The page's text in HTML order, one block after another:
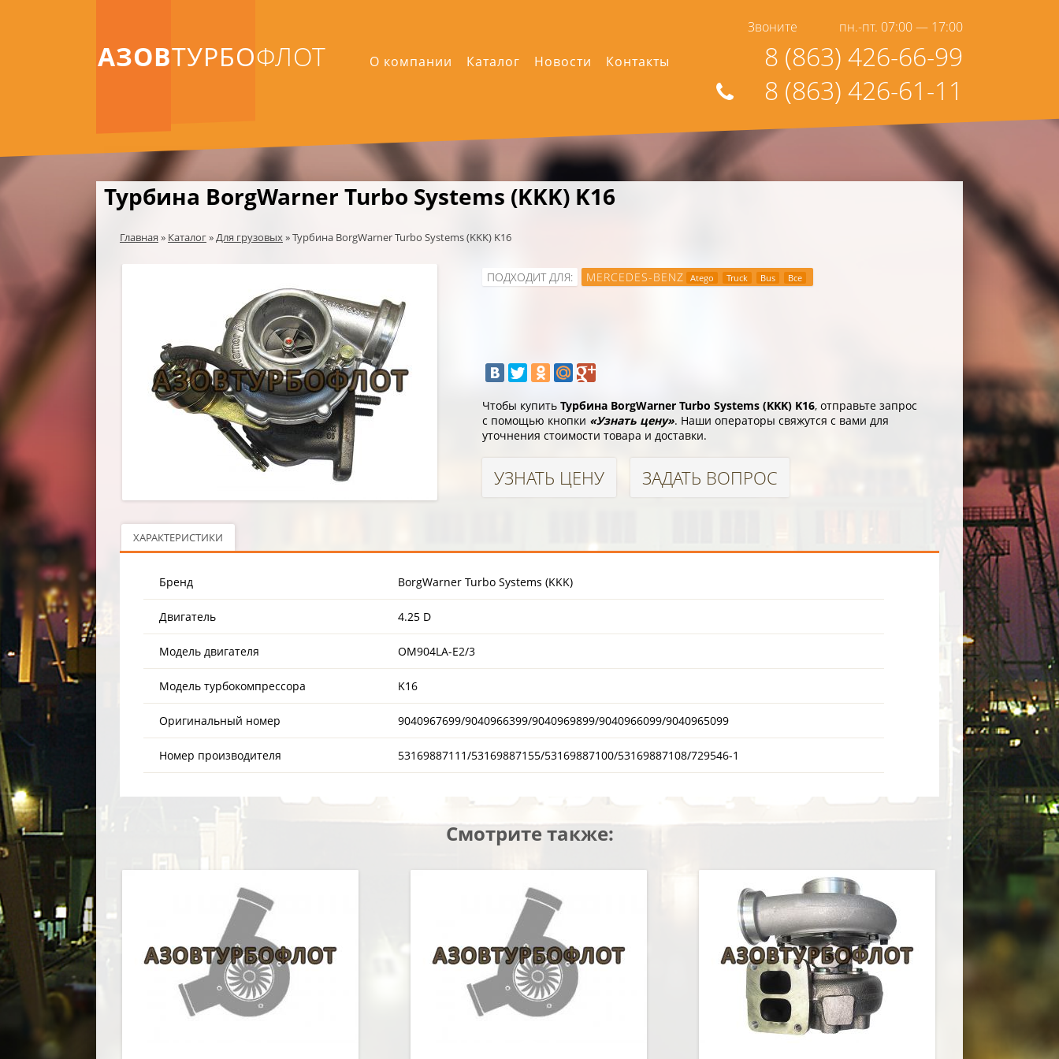
АЗОВТУРБОФЛОТ
Звоните пн.-пт. 07:00 — 17:00
8 (863) 426-66-99
8 (863) 426-61-11
Контакты
Новости
Каталог
О компании
Турбина BorgWarner Turbo Systems (KKK) K16
Главная » Каталог»Для грузовых»Турбина BorgWarner Turbo Systems (KKK) K16
ПОДХОДИТ ДЛЯ: MERCEDES-BENZ Atego Truck Bus Все
Чтобы купить Турбина BorgWarner Turbo Systems (KKK) K16, отправьте запрос
с помощью кнопки «Узнать цену». Наши операторы свяжутся с вами для
уточнения стоимости товара и доставки.
УЗНАТЬ ЦЕНУ ЗАДАТЬ ВОПРОС
ХАРАКТЕРИСТИКИ
Бренд BorgWarner Turbo Systems (KKK)
Двигатель 4.25 D
Модель двигателя OM904LA-E2/3
Модель турбокомпрессора K16
Оригинальный номер 9040967699/9040966399/9040969899/9040966099/9040965099
Номер производителя 53169887111/53169887155/53169887100/53169887108/729546-1
Смотрите также: